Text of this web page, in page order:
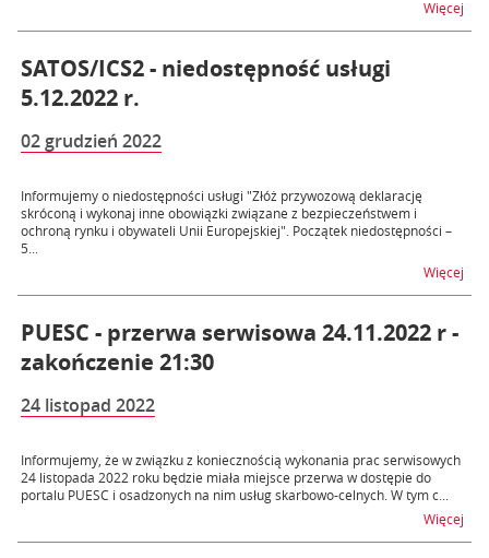
Więcej
SATOS/ICS2 - niedostępność usługi
5.12.2022 r.
02 grudzień 2022
Informujemy o niedostępności usługi "Złóż przywozową deklarację
skróconą i wykonaj inne obowiązki związane z bezpieczeństwem i
ochroną rynku i obywateli Unii Europejskiej". Początek niedostępności –
5...
Więcej
PUESC - przerwa serwisowa 24.11.2022 r -
zakończenie 21:30
24 listopad 2022
Informujemy, że w związku z koniecznością wykonania prac serwisowych
24 listopada 2022 roku będzie miała miejsce przerwa w dostępie do
portalu PUESC i osadzonych na nim usług skarbowo-celnych. W tym c...
Więcej